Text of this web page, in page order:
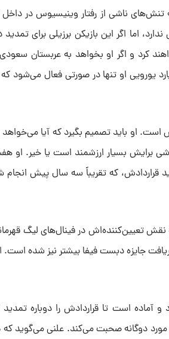
ناشی از رفتار وینیسیوس در داخل
اما اگر این بازیکن برزیلی برای
کرد و اگر او بخواهد به عربستان سعودی
بود. بند خرید ۱ میلیارد یورویی او تنها در صورتی
او باید تصمیم بگیرد که آیا می‌خواهد
برایش بسیار ارزشمند است یا خیر. او
قراردادش، که تقریباً سه سال پیش
تعیین‌کننده‌اش در فینال‌های لیگ
جایزه دبست فیفا بیشتر نیز شده
و آماده است تا قراردادش را دوباره
دوگانه صحبت می‌کند. علنی می‌گوید